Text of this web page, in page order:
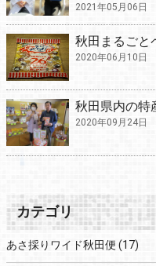
2021年05月06日
秋田まるごと
2020年06月10日
秋田県内の特
2020年09月24日
カテゴリ
あさ採りワイド秋田便 (17)